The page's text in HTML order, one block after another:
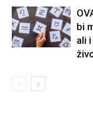
bi
ali